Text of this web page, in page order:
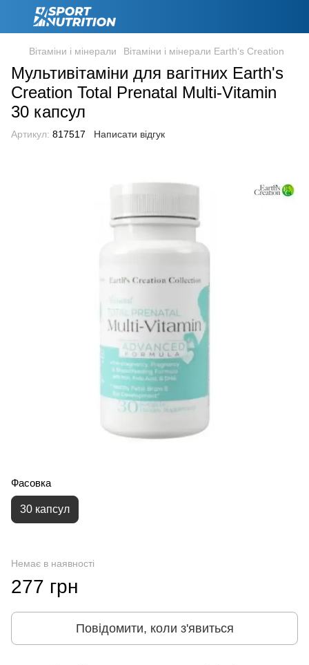
Вітаміни і мінерали Вітаміни і мінерали Earth‘s Creation
Мультивітаміни для вагітних Earth's
Creation Total Prenatal Multi-Vitamin
30 капсул
Артикул: 817517 Написати відгук
Фасовка
30 капсул
Немає в наявності
277 грн
Повідомити, коли з'явиться